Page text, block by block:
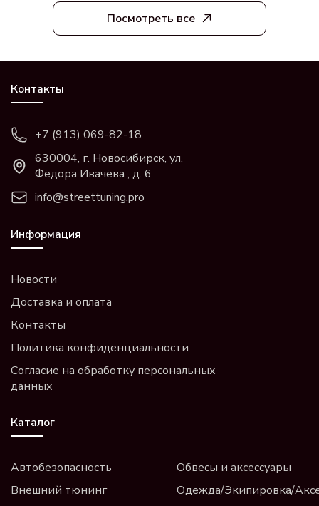
Посмотреть все
Контакты
+7 (913) 069-82-18
630004, г. Новосибирск, ул.
Фёдора Ивачёва , д. 6
info@streettuning.pro
Информация
Новости
Доставка и оплата
Контакты
Политика конфиденциальности
Согласие на обработку персональных
данных
Каталог
Автобезопасность
Внешний тюнинг
Обвесы и аксессуары
Одежда/Экипировка/